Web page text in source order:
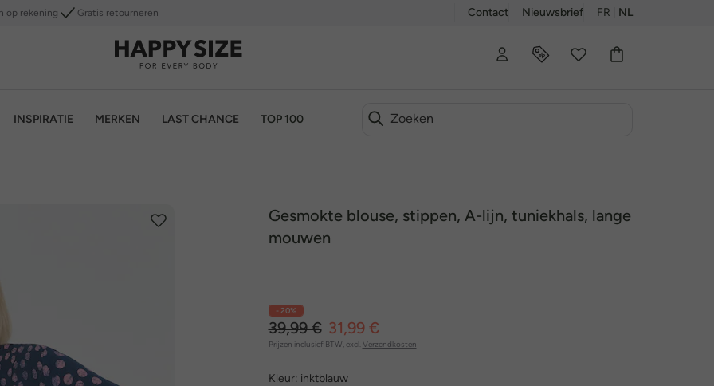
op rekening Gratis retourneren Contact Nieuwsbrief FR NL
INSPIRATIE MERKEN LAST CHANCE TOP 100
Gesmokte blouse, stippen, A-lijn, tuniekhals, lange
mouwen
- 20%
39,99 € 31,99 €
Prijzen inclusief BTW, excl. Verzendkosten
Kleur: inktblauw